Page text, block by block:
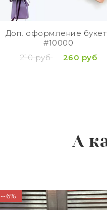
Доп. оформление
#10000
210 руб
260 руб
А
--6%